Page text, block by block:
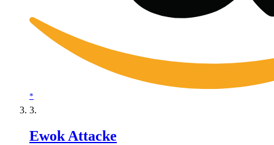
*
Ewok Attacke